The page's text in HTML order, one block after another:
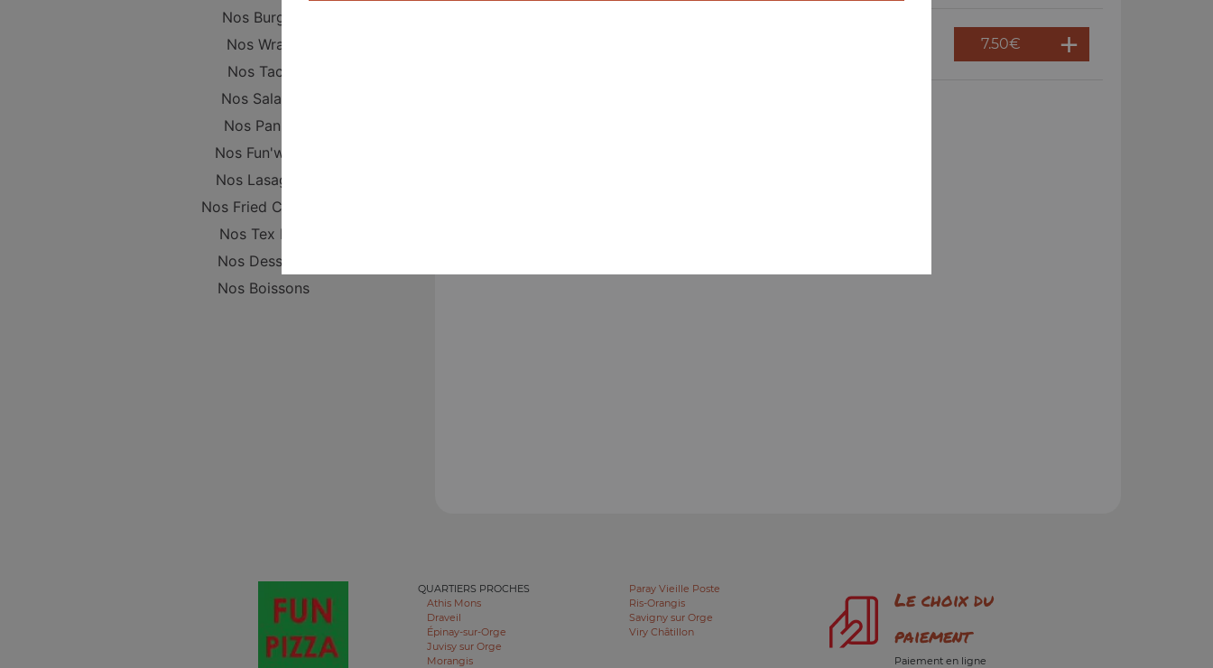
Nos Burgers
Nos Wraps
Nos Tacos
Nos Salades
Nos Paninis
Nos Fun'wichs
Nos Lasagnes
Nos Fried Chicken
Nos Tex Mex
Nos Desserts
Nos Boissons
7.50€
QUARTIERS PROCHES
Athis Mons
Draveil
Épinay-sur-Orge
Juvisy sur Orge
Morangis
Paray Vieille Poste
Ris-Orangis
Savigny sur Orge
Viry Châtillon
Le choix du
paiement
Paiement en ligne